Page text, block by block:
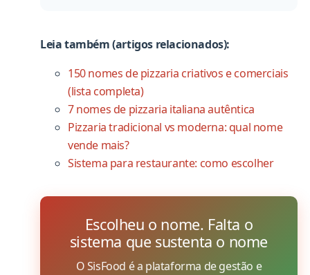
Leia também (artigos relacionados):
150 nomes de pizzaria criativos e comerciais
(lista completa)
7 nomes de pizzaria italiana autêntica
Pizzaria tradicional vs moderna: qual nome
vende mais?
Sistema para restaurante: como escolher
Escolheu o nome. Falta o
sistema que sustenta o nome
O SisFood é a plataforma de gestão e